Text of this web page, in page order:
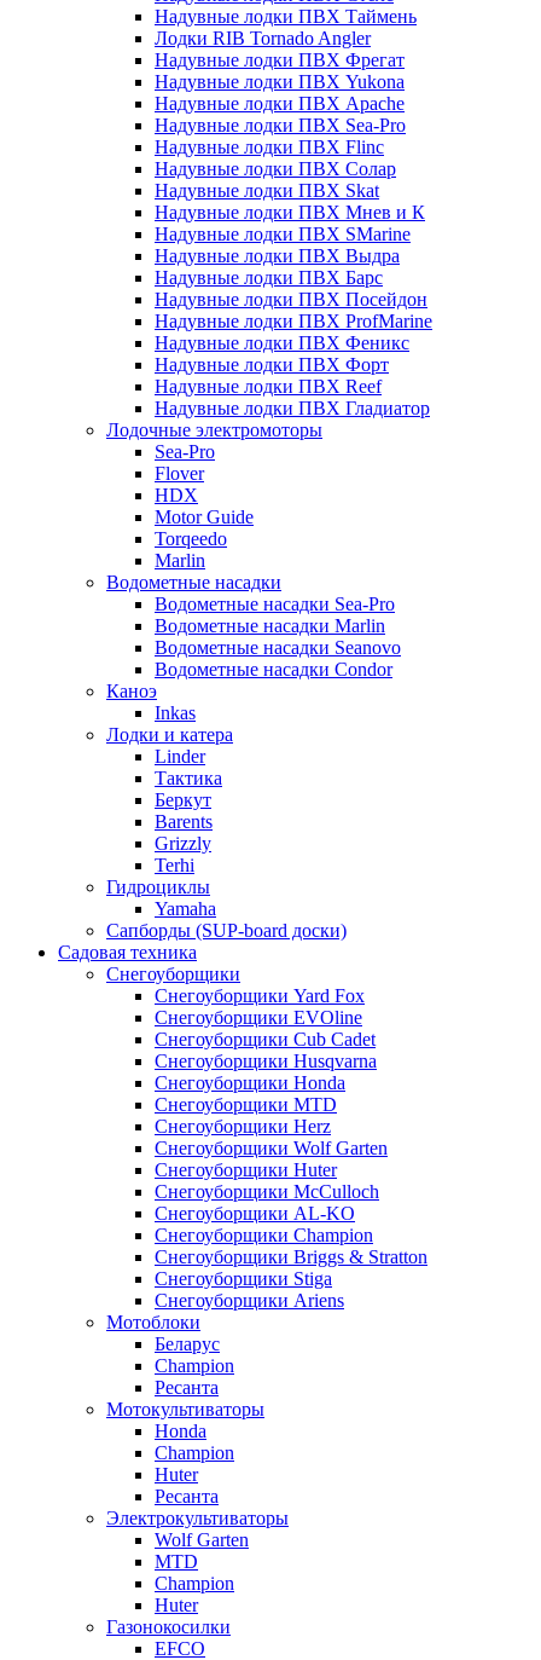
Надувные лодки ПВХ Таймень
Лодки RIB Tornado Angler
Надувные лодки ПВХ Фрегат
Надувные лодки ПВХ Yukona
Надувные лодки ПВХ Apache
Надувные лодки ПВХ Sea-Pro
Надувные лодки ПВХ Flinc
Надувные лодки ПВХ Солар
Надувные лодки ПВХ Skat
Надувные лодки ПВХ Мнев и К
Надувные лодки ПВХ SMarine
Надувные лодки ПВХ Выдра
Надувные лодки ПВХ Барс
Надувные лодки ПВХ Посейдон
Надувные лодки ПВХ ProfMarine
Надувные лодки ПВХ Феникс
Надувные лодки ПВХ Форт
Надувные лодки ПВХ Reef
Надувные лодки ПВХ Гладиатор
Лодочные электромоторы
Sea-Pro
Flover
HDX
Motor Guide
Torqeedo
Marlin
Водометные насадки
Водометные насадки Sea-Pro
Водометные насадки Marlin
Водометные насадки Seanovo
Водометные насадки Condor
Каноэ
Inkas
Лодки и катера
Linder
Тактика
Беркут
Barents
Grizzly
Terhi
Гидроциклы
Yamaha
Сапборды (SUP-board доски)
Садовая техника
Снегоуборщики
Снегоуборщики Yard Fox
Снегоуборщики EVOline
Снегоуборщики Cub Cadet
Снегоуборщики Husqvarna
Снегоуборщики Honda
Снегоуборщики MTD
Снегоуборщики Herz
Снегоуборщики Wolf Garten
Снегоуборщики Huter
Снегоуборщики McCulloch
Снегоуборщики AL-KO
Снегоуборщики Champion
Снегоуборщики Briggs & Stratton
Снегоуборщики Stiga
Снегоуборщики Ariens
Мотоблоки
Беларус
Champion
Ресанта
Мотокультиваторы
Honda
Champion
Huter
Ресанта
Электрокультиваторы
Wolf Garten
MTD
Champion
Huter
Газонокосилки
EFCO